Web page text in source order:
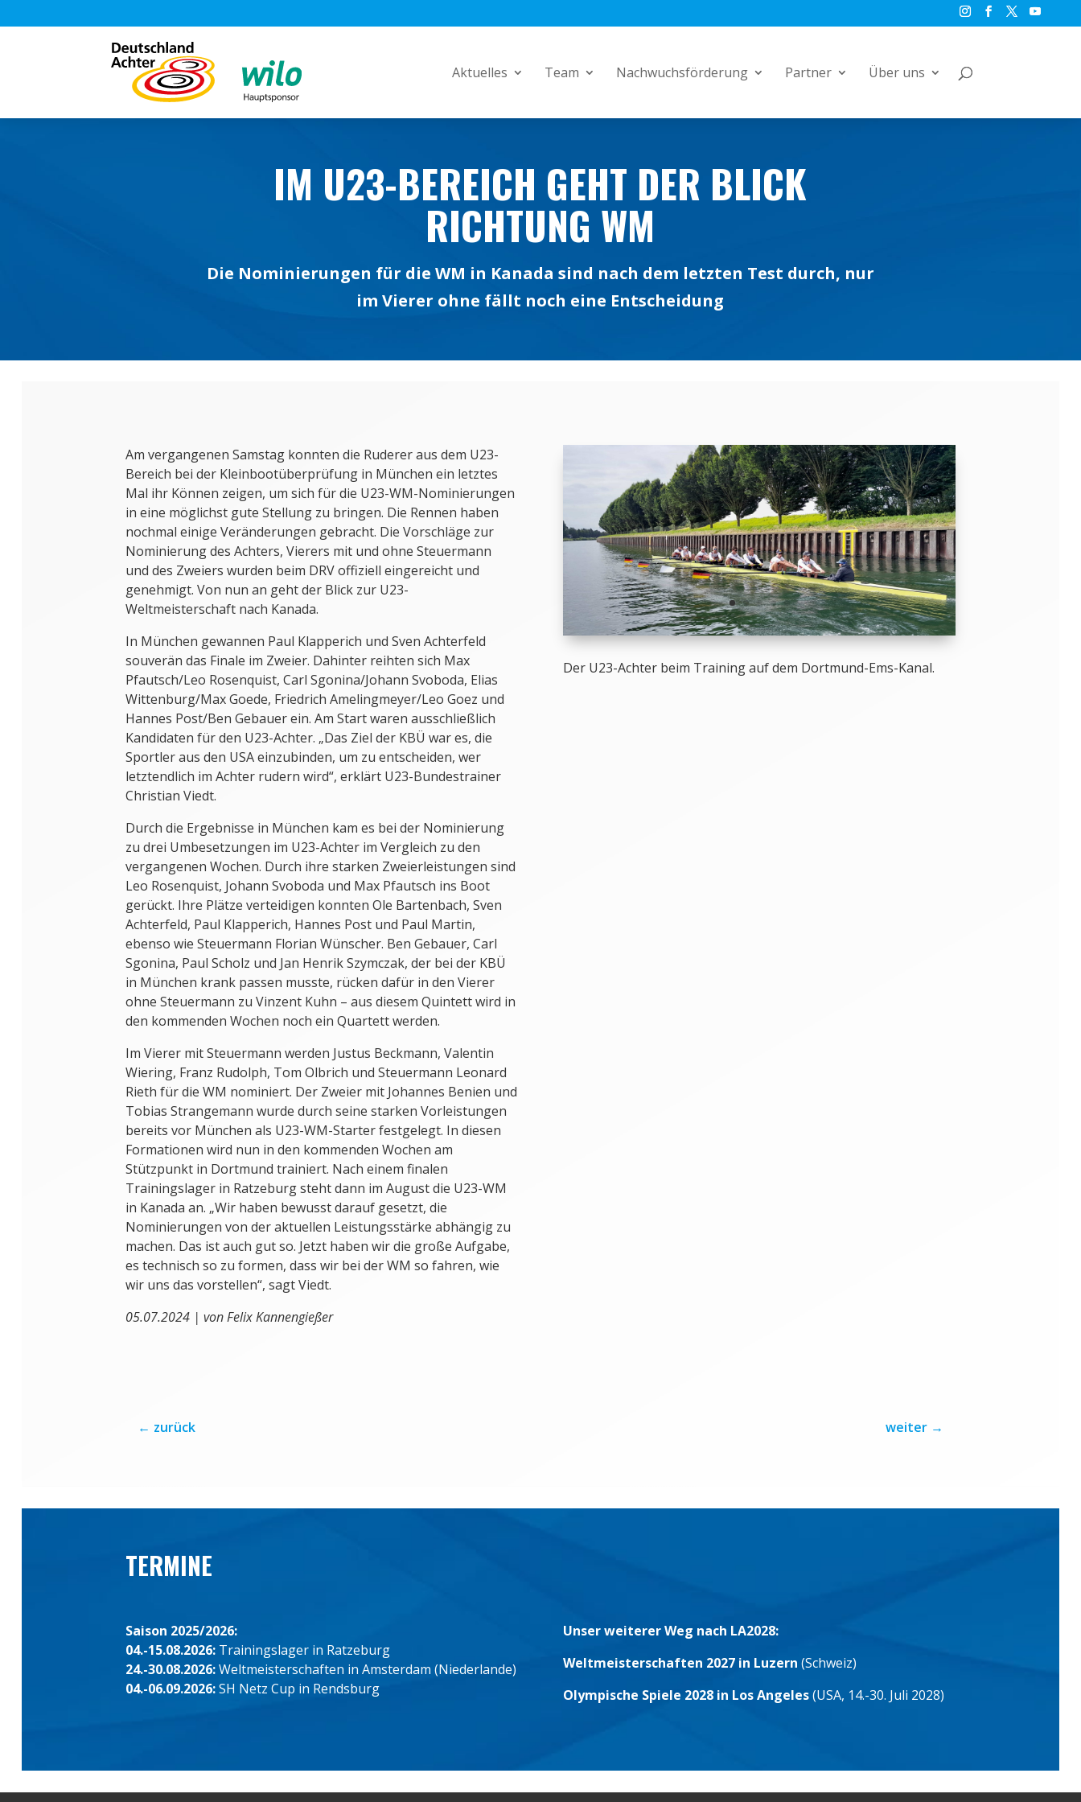
Aktuelles Team Nachwuchsförderung Partner Über uns
IM U23-BEREICH GEHT DER BLICK
RICHTUNG WM
Die Nominierungen für die WM in Kanada sind nach dem letzten Test durch, nur
im Vierer ohne fällt noch eine Entscheidung
Am vergangenen Samstag konnten die Ruderer aus dem U23-
Bereich bei der Kleinbootüberprüfung in München ein letztes
Mal ihr Können zeigen, um sich für die U23-WM-Nominierungen
in eine möglichst gute Stellung zu bringen. Die Rennen haben
nochmal einige Veränderungen gebracht. Die Vorschläge zur
Nominierung des Achters, Vierers mit und ohne Steuermann
und des Zweiers wurden beim DRV offiziell eingereicht und
genehmigt. Von nun an geht der Blick zur U23-
Weltmeisterschaft nach Kanada.
In München gewannen Paul Klapperich und Sven Achterfeld
souverän das Finale im Zweier. Dahinter reihten sich Max
Pfautsch/Leo Rosenquist, Carl Sgonina/Johann Svoboda, Elias
Wittenburg/Max Goede, Friedrich Amelingmeyer/Leo Goez und
Hannes Post/Ben Gebauer ein. Am Start waren ausschließlich
Kandidaten für den U23-Achter. „Das Ziel der KBÜ war es, die
Sportler aus den USA einzubinden, um zu entscheiden, wer
letztendlich im Achter rudern wird“, erklärt U23-Bundestrainer
Christian Viedt.
Durch die Ergebnisse in München kam es bei der Nominierung
zu drei Umbesetzungen im U23-Achter im Vergleich zu den
vergangenen Wochen. Durch ihre starken Zweierleistungen sind
Leo Rosenquist, Johann Svoboda und Max Pfautsch ins Boot
gerückt. Ihre Plätze verteidigen konnten Ole Bartenbach, Sven
Achterfeld, Paul Klapperich, Hannes Post und Paul Martin,
ebenso wie Steuermann Florian Wünscher. Ben Gebauer, Carl
Sgonina, Paul Scholz und Jan Henrik Szymczak, der bei der KBÜ
in München krank passen musste, rücken dafür in den Vierer
ohne Steuermann zu Vinzent Kuhn – aus diesem Quintett wird in
den kommenden Wochen noch ein Quartett werden.
Im Vierer mit Steuermann werden Justus Beckmann, Valentin
Wiering, Franz Rudolph, Tom Olbrich und Steuermann Leonard
Rieth für die WM nominiert. Der Zweier mit Johannes Benien und
Tobias Strangemann wurde durch seine starken Vorleistungen
bereits vor München als U23-WM-Starter festgelegt. In diesen
Formationen wird nun in den kommenden Wochen am
Stützpunkt in Dortmund trainiert. Nach einem finalen
Trainingslager in Ratzeburg steht dann im August die U23-WM
in Kanada an. „Wir haben bewusst darauf gesetzt, die
Nominierungen von der aktuellen Leistungsstärke abhängig zu
machen. Das ist auch gut so. Jetzt haben wir die große Aufgabe,
es technisch so zu formen, dass wir bei der WM so fahren, wie
wir uns das vorstellen“, sagt Viedt.
05.07.2024 | von Felix Kannengießer
Der U23-Achter beim Training auf dem Dortmund-Ems-Kanal.
← zurück weiter →
TERMINE
Saison 2025/2026:
04.-15.08.2026: Trainingslager in Ratzeburg
24.-30.08.2026:Weltmeisterschaften in Amsterdam (Niederlande)
04.-06.09.2026:SH Netz Cup in Rendsburg
Unser weiterer Weg nach LA2028:
Weltmeisterschaften 2027 in Luzern (Schweiz)
Olympische Spiele 2028 in Los Angeles(USA, 14.-30. Juli 2028)